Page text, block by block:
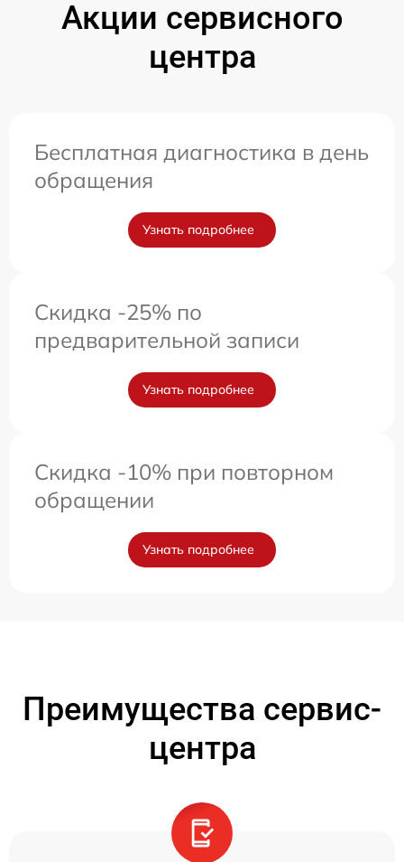
Акции сервисного
центра
Бесплатная диагностика в день
обращения
Узнать подробнее
Скидка -25% по
предварительной записи
Узнать подробнее
Скидка -10% при повторном
обращении
Узнать подробнее
Преимущества сервис-
центра